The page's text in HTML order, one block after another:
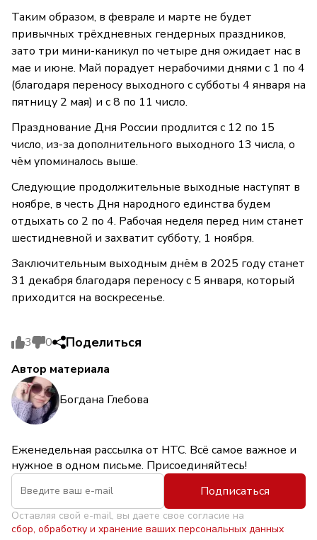
Таким образом, в феврале и марте не будет
привычных трёхдневных гендерных праздников,
зато три мини-каникул по четыре дня ожидает нас в
мае и июне. Май порадует нерабочими днями с 1 по 4
(благодаря переносу выходного с субботы 4 января на
пятницу 2 мая) и с 8 по 11 число.
Празднование Дня России продлится с 12 по 15
число, из-за дополнительного выходного 13 числа, о
чём упоминалось выше.
Следующие продолжительные выходные наступят в
ноябре, в честь Дня народного единства будем
отдыхать со 2 по 4. Рабочая неделя перед ним станет
шестидневной и захватит субботу, 1 ноября.
Заключительным выходным днём в 2025 году станет
31 декабря благодаря переносу с 5 января, который
приходится на воскресенье.
3 0 Поделиться
Автор материала
Богдана Глебова
Еженедельная рассылка от НТС. Всё самое важное и
нужное в одном письме. Присоединяйтесь!
Подписаться
Оставляя свой e-mail, вы даете свое согласие на
сбор, обработку и хранение ваших персональных данных